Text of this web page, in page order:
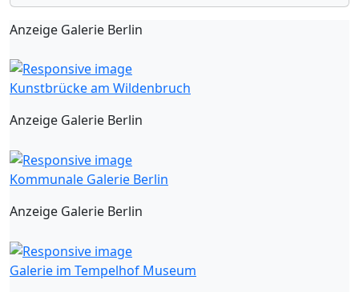
Anzeige Galerie Berlin
Kunstbrücke am Wildenbruch
Anzeige Galerie Berlin
Kommunale Galerie Berlin
Anzeige Galerie Berlin
Galerie im Tempelhof Museum